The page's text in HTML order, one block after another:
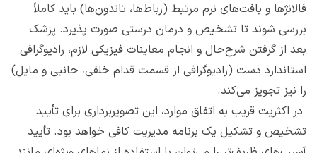
فالانژها و بافت‌های نرم مرتبط (رباط‌ها، تاندون‌ها) باید کاملاً
بررسی شوند تا تشخیص و درمان درستی صورت پذیرد. پزشک
بعد از گرفتن شرح‌حال و انجام معاینات فیزیکی لازم، رادیوگرافی
استاندارد دست (رادیوگرافی از قسمت قدام خلفی، جانبی و مایل)
را نیز تجویز می‌کند.
در اکثریت قریب به اتفاق موارد، این تصویربرداری برای تأیید
تشخیص و تشکیل یک برنامه مدیریت کافی خواهد بود. تأیید